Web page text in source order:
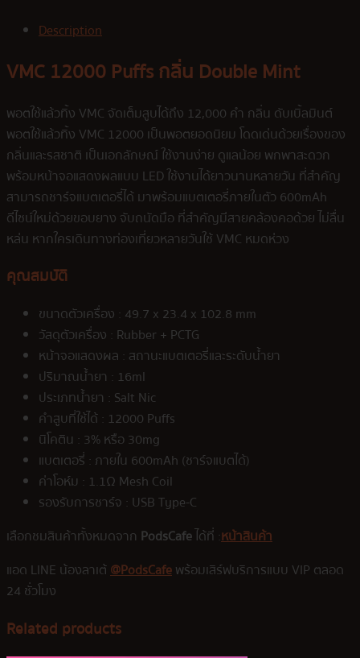
Description
VMC 12000 Puffs กลิ่น Double Mint
พอตใช้แล้วทิ้ง VMC จัดเต็มสูบได้ถึง 12,000 คำ กลิ่น ดับเบิ้ลมินต์
พอตใช้แล้วทิ้ง VMC 12000 เป็นพอตยอดนิยม โดดเด่นด้วยเรื่องของ
กลิ่นและรสชาติ เป็นเอกลักษณ์ ใช้งานง่าย ดูแลน้อย พกพาสะดวก
พร้อมหน้าจอแสดงผลแบบ LED ใช้งานได้ยาวนานหลายวัน ที่สำคัญ
สามารถชาร์จแบตเตอรี่ได้ มาพร้อมแบตเตอรี่ภายในตัว 600mAh
ดีไซน์ใหม่ด้วยขอบยาง จับถนัดมือ ที่สำคัญมีสายคล้องคอด้วย ไม่ลื่น
หล่น หากใครเดินทางท่องเที่ยวหลายวันใช้ VMC หมดห่วง
คุณสมบัติ
ขนาดตัวเครื่อง : 49.7 x 23.4 x 102.8 mm
วัสดุตัวเครื่อง : Rubber + PCTG
หน้าจอแสดงผล : สถานะแบตเตอรี่และระดับน้ำยา
ปริมาณน้ำยา : 16ml
ประเภทน้ำยา : Salt Nic
คำสูบที่ใช้ได้ : 12000 Puffs
นิโคติน : 3% หรือ 30mg
แบตเตอรี่ : ภายใน 600mAh (ชาร์จแบตได้)
ค่าโอห์ม : 1.1Ω Mesh Coil
รองรับการชาร์จ : USB Type-C
เลือกชมสินค้าทั้งหมดจาก PodsCafe ได้ที่ :หน้าสินค้า
แอด LINE น้องลาเต้@PodsCafeพร้อมเสิร์ฟบริการแบบ VIP ตลอด
24 ชั่วโมง
Related products